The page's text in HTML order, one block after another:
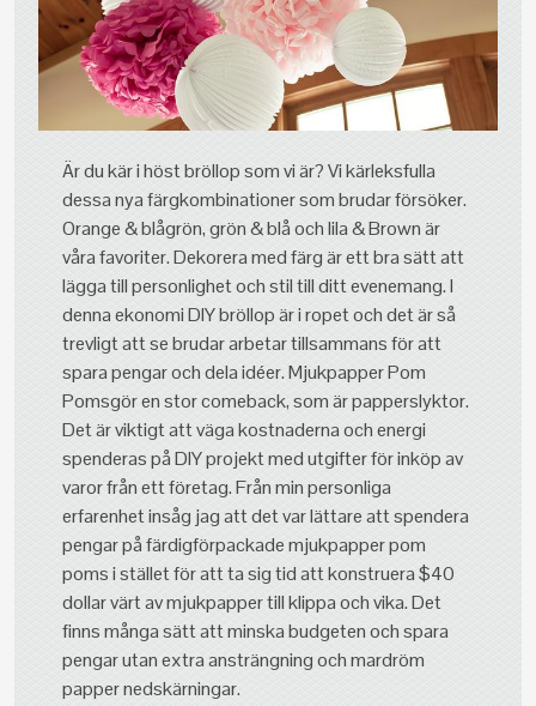
Är du kär i höst bröllop som vi är? Vi kärleksfulla
dessa nya färgkombinationer som brudar försöker.
Orange & blågrön, grön & blå och lila & Brown är
våra favoriter. Dekorera med färg är ett bra sätt att
lägga till personlighet och stil till ditt evenemang. I
denna ekonomi DIY bröllop är i ropet och det är så
trevligt att se brudar arbetar tillsammans för att
spara pengar och dela idéer. Mjukpapper Pom
Pomsgör en stor comeback, som är papperslyktor.
Det är viktigt att väga kostnaderna och energi
spenderas på DIY projekt med utgifter för inköp av
varor från ett företag. Från min personliga
erfarenhet insåg jag att det var lättare att spendera
pengar på färdigförpackade mjukpapper pom
poms i stället för att ta sig tid att konstruera $40
dollar värt av mjukpapper till klippa och vika. Det
finns många sätt att minska budgeten och spara
pengar utan extra ansträngning och mardröm
papper nedskärningar.